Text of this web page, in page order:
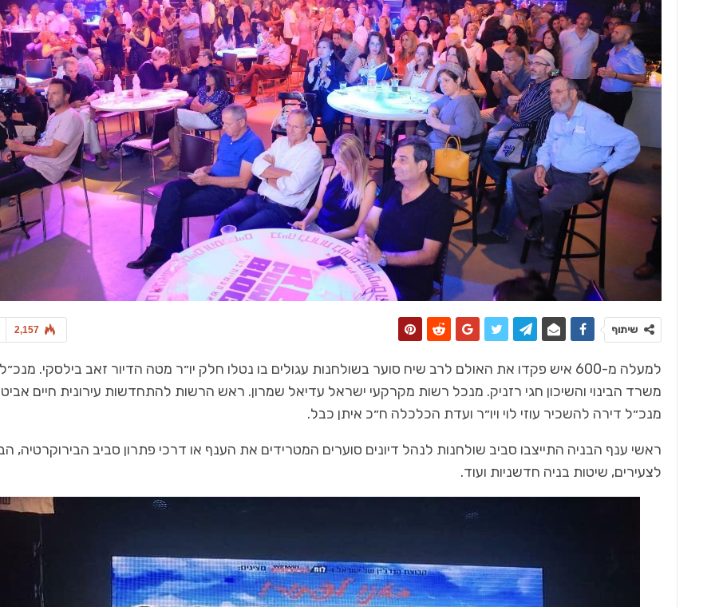
2,157 שיתוף
למעלה מ-600 איש פקדו את האולם לרב שיח סוער בשולחנות עגולים בו נטלו חלק יו״ר מטה הדיור זאב בילסקי. מנכ״ל
משרד הבינוי והשיכון חגי רזניק. מנכל רשות מקרקעי ישראל עדיאל שמרון. ראש הרשות להתחדשות עירונית חיים
מנכ״ל דירה להשכיר עוזי לוי ויו״ר ועדת הכלכלה ח״כ איתן כבל.
ראשי ענף הבניה התייצבו סביב שולחנות לנהל דיונים סוערים המטרידים את הענף או דרכי פתרון סביב הבירוקרטיה,
לצעירים, שיטות בניה חדשניות ועוד.